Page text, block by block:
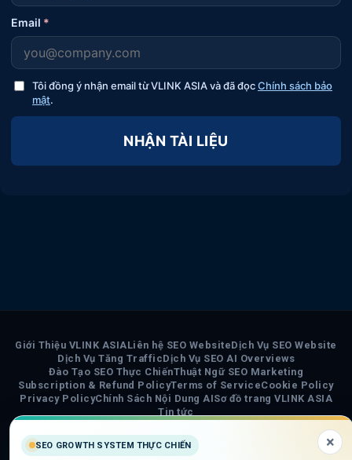
Email *
Tôi đồng ý nhận email từ VLINK ASIA và đã đọcChính sách bảo
mật.
NHẬN TÀI LIỆU
Giới Thiệu VLINK ASIALiên hệ SEO WebsiteDịch Vụ SEO Website
Dịch Vụ Tăng TrafficDịch Vụ SEO AI Overviews
Đào Tạo SEO Thực ChiếnThuật Ngữ SEO Marketing
Subscription & Refund PolicyTerms of ServiceCookie Policy
Privacy PolicyChính Sách Nội Dung AISơ đồ trang VLINK ASIA
Tin tức
COPYRIGHT 2026 © VLINK ASIA
SEO GROWTH SYSTEM THỰC CHIẾN ×